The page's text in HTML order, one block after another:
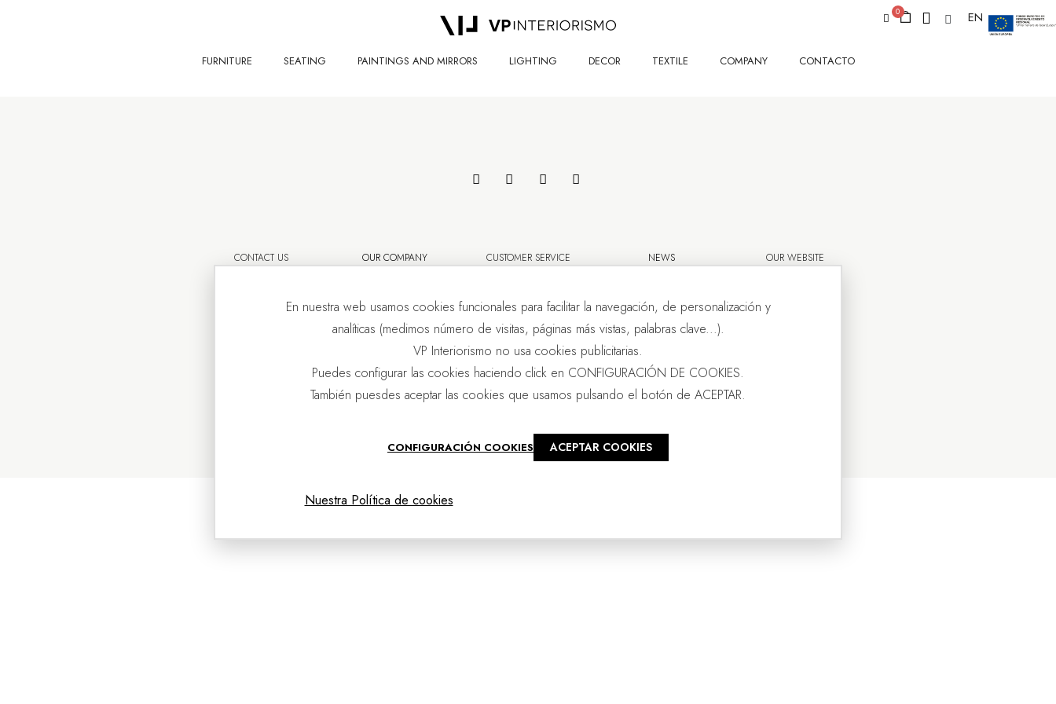
EN
FURNITURE SEATING PAINTINGS AND MIRRORS LIGHTING DECOR TEXTILE COMPANY CONTACTO
CONTACT US OUR COMPANY CUSTOMER SERVICE NEWS OUR WEBSITE
En nuestra web usamos cookies funcionales para facilitar la navegación, de personalización y
analíticas (medimos número de visitas, páginas más vistas, palabras clave...).
VP Interiorismo no usa cookies publicitarias.
Puedes configurar las cookies haciendo click en CONFIGURACIÓN DE COOKIES.
También puesdes aceptar las cookies que usamos pulsando el botón de ACEPTAR.
CONFIGURACIÓN COOKIES ACEPTAR COOKIES
Nuestra Política de cookies